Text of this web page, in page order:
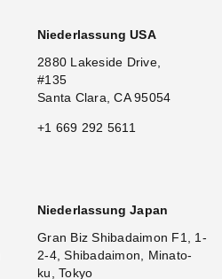
Niederlassung USA
2880 Lakeside Drive,
#135
Santa Clara, CA 95054
+1 669 292 5611
Niederlassung Japan
Gran Biz Shibadaimon F1, 1-
2-4, Shibadaimon, Minato-
ku, Tokyo